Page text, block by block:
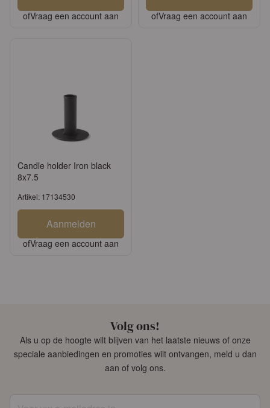
ofVraag een account aan ofVraag een account aan
Candle holder Iron black
8x7.5
Artikel: 17134530
Aanmelden
ofVraag een account aan
Volg ons!
Als u op de hoogte wilt blijven van het laatste nieuws of onze
speciale aanbiedingen en promoties wilt ontvangen, meld u dan
aan of volg ons.